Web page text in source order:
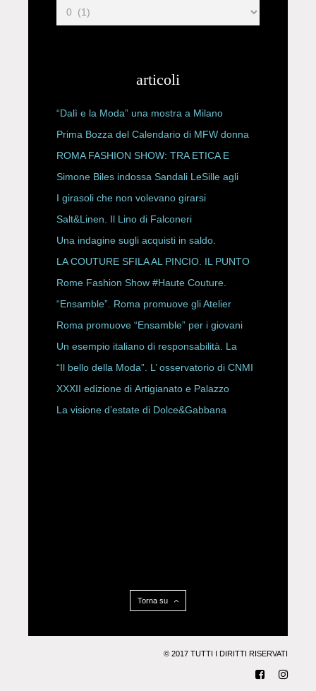
articoli
“Dalì e la Moda” una mostra a Milano
Prima Bozza del Calendario di MFW donna
P/E 2027
ROMA FASHION SHOW: TRA ETICA E
HAUTE COUTURE
Simone Biles indossa Sandali LeSille agli
ESPY Awards 2026
I girasoli che non volevano girarsi
Salt&Linen. Il Lino di Falconeri
Una indagine sugli acquisti in saldo.
LA COUTURE SFILA AL PINCIO. IL PUNTO
CON ALESSANDRO ONORATO E
ROBERTA ANGELILLI
Rome Fashion Show #Haute Couture.
“Ensamble”. Roma promuove gli Atelier
Storici
Roma promuove “Ensamble” per i giovani
Un esempio italiano di responsabilità. La
Rete Slow Fiber
“Il bello della Moda”. L’ osservatorio di CNMI
XXXII edizione di Artigianato e Palazzo
La visione d’estate di Dolce&Gabbana
Torna su
© 2017 TUTTI I DIRITTI RISERVATI